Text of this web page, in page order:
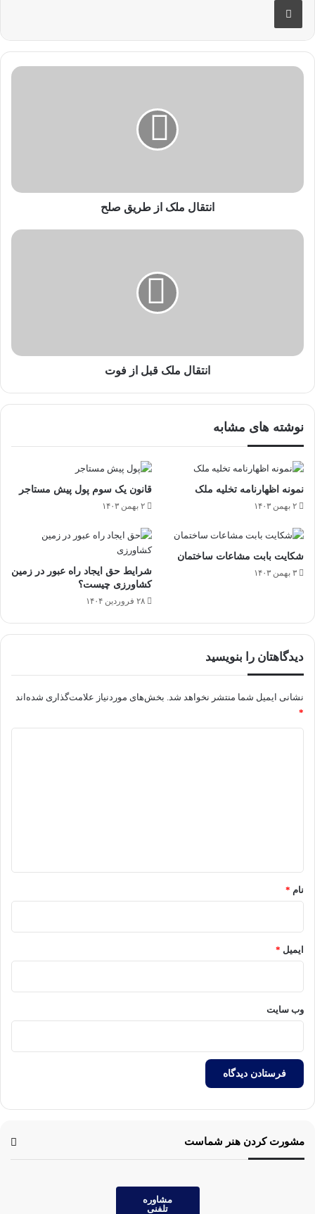
انتقال ملک از طریق صلح
انتقال ملک قبل از فوت
نوشته های مشابه
نمونه اظهارنامه تخلیه ملک
۲ بهمن ۱۴۰۳
قانون یک سوم پول پیش مستاجر
۲ بهمن ۱۴۰۳
شکایت بابت مشاعات ساختمان
۳ بهمن ۱۴۰۳
شرایط حق ایجاد راه عبور در زمین
کشاورزی چیست؟
۲۸ فروردین ۱۴۰۴
دیدگاهتان را بنویسید
نشانی ایمیل شما منتشر نخواهد شد. بخش‌های موردنیاز علامت‌گذاری شده‌اند
*
نام *
ایمیل *
وب‌ سایت
مشورت کردن هنر شماست
مشاوره
تلفنی